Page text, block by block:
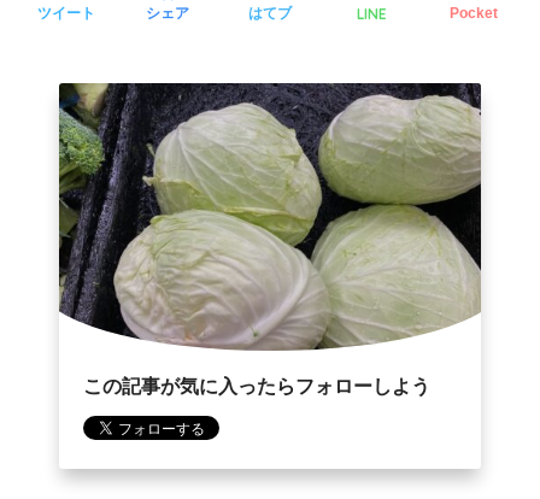
ツイート シェア はてブ LINE Pocket
この記事が気に入ったらフォローしよう